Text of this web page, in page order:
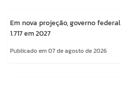
Em nova projeção, governo
1.717 em 2027
Publicado em 07 de agosto de 2026